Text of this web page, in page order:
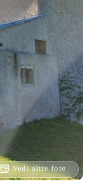
Vedi altre foto